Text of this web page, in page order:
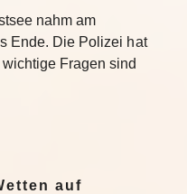
nahm am
Ende. Die Polizei hat
Fragen sind
auf